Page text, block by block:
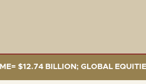
BILLION; GLOBAL EQUITIES=